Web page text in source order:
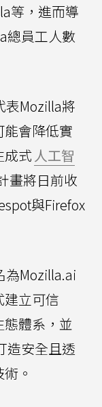
等，進而導
總員工人數
表Mozilla將
會降低實
成式 人工智
畫將日前收
與Firefox
為Mozilla.ai
立可信
體系，並
造安全且透
。